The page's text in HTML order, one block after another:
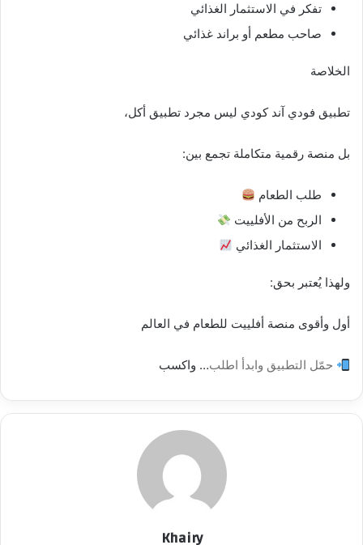
تفكر في الاستثمار الغذائي
صاحب مطعم أو براند غذائي
الخلاصة
تطبيق فودي آند كودي ليس مجرد تطبيق أكل،
بل منصة رقمية متكاملة تجمع بين:
طلب الطعام
الربح من الأفلييت
الاستثمار الغذائي
ولهذا يُعتبر بحق:
أول وأقوى منصة أفلييت للطعام في العالم
حمّل التطبيق وابدأ اطلب… واكسب
Khairy